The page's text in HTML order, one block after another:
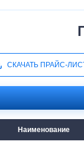
СКАЧАТЬ ПРАЙС-
Наименование